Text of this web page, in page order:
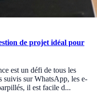
de projet idéal pour
est un défi de tous les
suivis sur WhatsApp, les e-
il est facile d...